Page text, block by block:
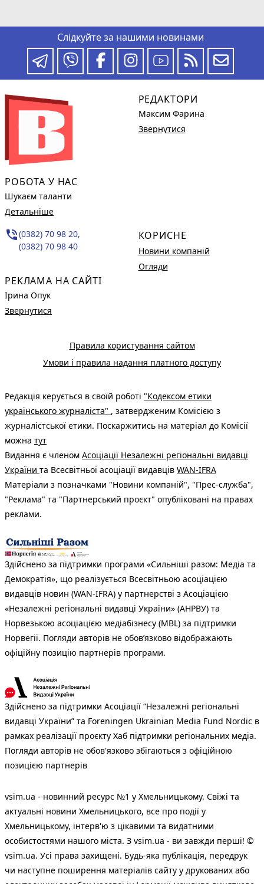
Слідкуйте за нашими новинами
РОБОТА У НАС
Шукаєм таланти
Детальніше
phone_in_talk(0382) 70 98 20,
(0382) 70 98 40
РЕКЛАМА НА САЙТІ
Ірина Опук
Звернутися
РЕДАКТОРИ
Максим Фарина
Звернутися
КОРИСНЕ
Новини компаній
Огляди
Правила користування сайтом
Умови і правила надання платного доступу
Редакція керується в своїй роботі "Кодексом етики
українського журналіста" , затвердженим Комісією з
журналістської етики. Поскаржитись на матеріал до Комісії
можна тут
Видання є членом Асоціації Незалежні регіональні видавці
України та Всесвітньої асоціації видавців WAN-IFRA
Матеріали з позначками "Новини компаній", "Прес-служба",
"Реклама" та "Партнерський проєкт" опубліковані на правах
реклами.
Здійснено за підтримки програми «Сильніші разом: Медіа та
Демократія», що реалізується Всесвітньою асоціацією
видавців новин (WAN-IFRA) у партнерстві з Асоціацією
«Незалежні регіональні видавці України» (АНРВУ) та
Норвезькою асоціацією медіабізнесу (MBL) за підтримки
Норвегії. Погляди авторів не обов’язково відображають
офіційну позицію партнерів програми.
Здійснено за підтримки Асоціації “Незалежні регіональні
видавці України” та Foreningen Ukrainian Media Fund Nordic в
рамках реалізації проєкту Хаб підтримки регіональних медіа.
Погляди авторів не обов'язково збігаються з офіційною
позицією партнерів
vsim.ua - новинний ресурс №1 у Хмельницькому. Свіжі та
актуальні новини Хмельницького, все про події у
Хмельницькому, інтерв'ю з цікавими та видатними
особистостями нашого міста. З vsim.ua - ви завжди перші! ©
vsim.ua. Усі права захищені. Будь-яка публiкацiя, передрук
чи наступне поширення матеріалів сайту у друкованих або